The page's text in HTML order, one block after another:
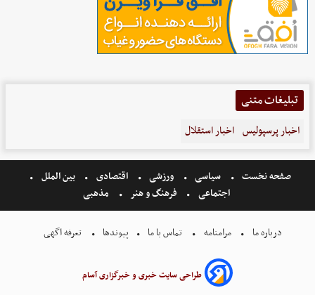
تبلیغات متنی
اخبار پرسپولیس اخبار استقلال
صفحه نخست سیاسی ورزشی اقتصادی
بین الملل
اجتماعی
فرهنگ و هنر مذهبی
درباره ما مرامنامه تماس با ما پیوندها تعرفه اگهی
طراحی سایت خبری و خبرگزاری آسام